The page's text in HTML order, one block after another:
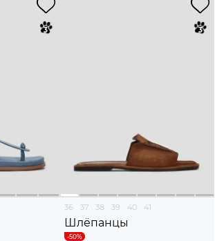
36 37 38 39 40 41
Шлёпанцы